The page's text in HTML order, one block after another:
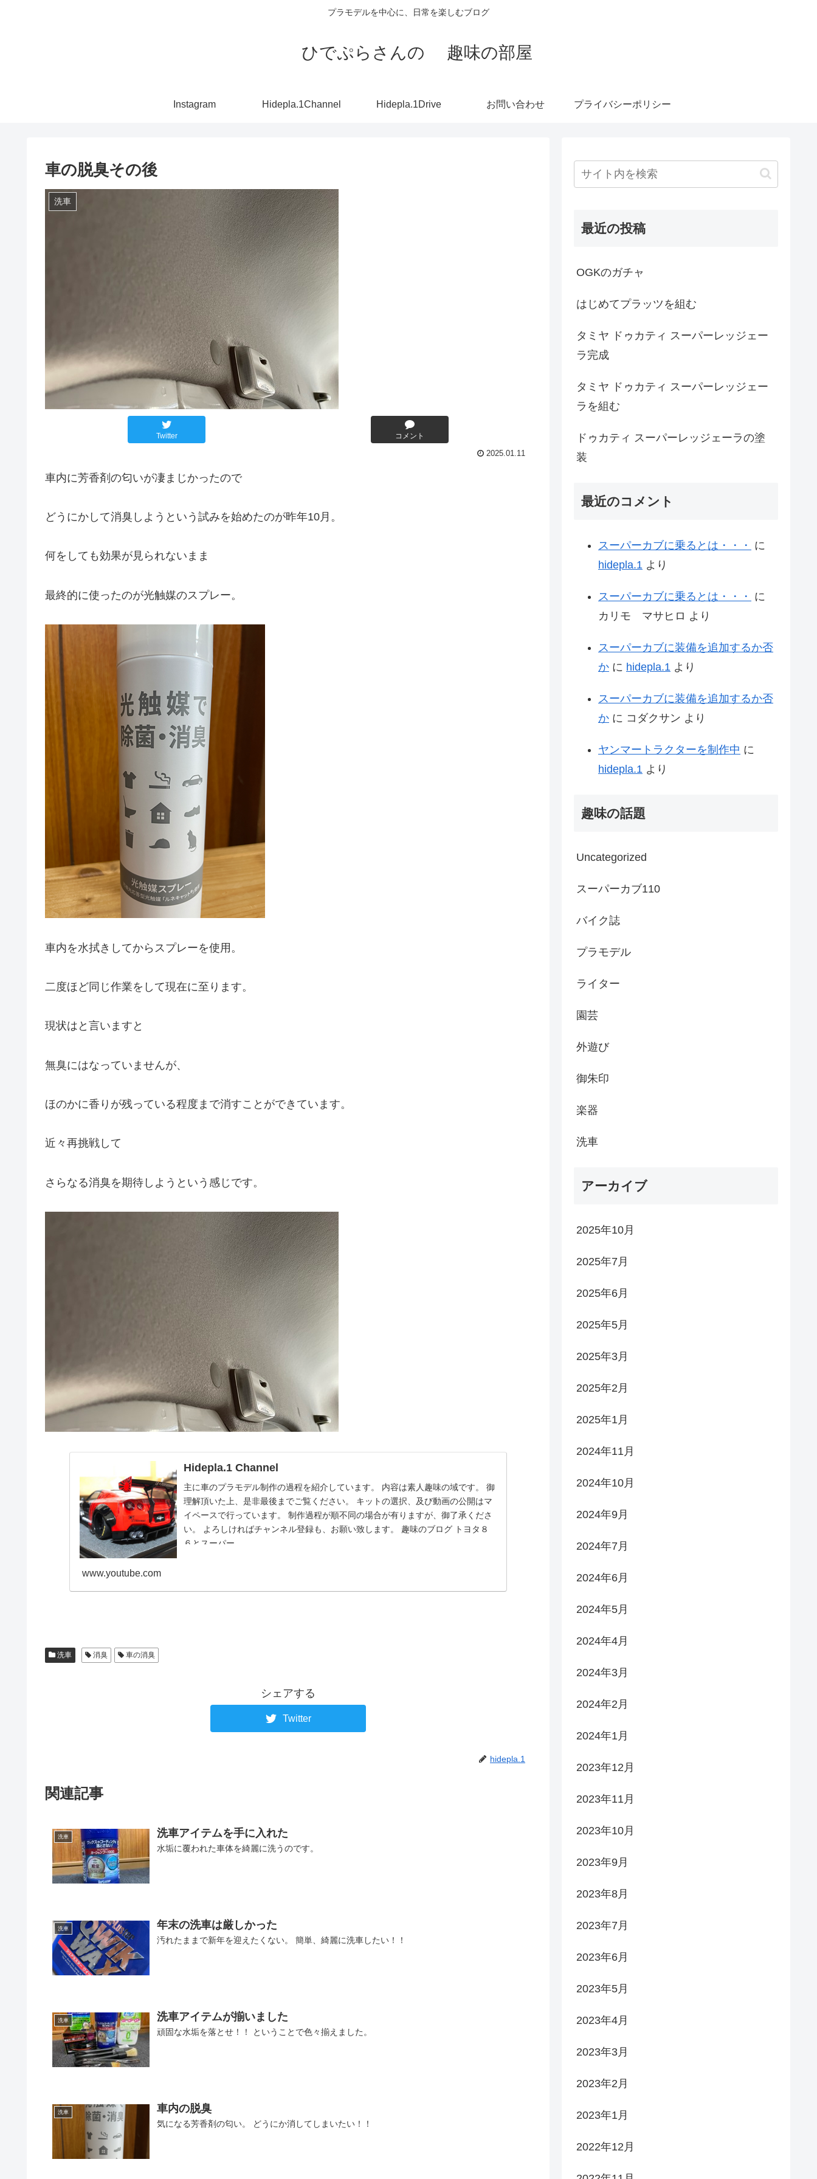
プラモデルを中心に、日常を楽しむブログ
ひでぷらさんの 趣味の部屋
Instagram Hidepla.1Channel Hidepla.1Drive お問い合わせ プライバシーポリシー
車の脱臭その後
洗車
Twitter コメント
2025.01.11
車内に芳香剤の匂いが凄まじかったので
どうにかして消臭しようという試みを始めたのが昨年10月。
何をしても効果が見られないまま
最終的に使ったのが光触媒のスプレー。
車内を水拭きしてからスプレーを使用。
二度ほど同じ作業をして現在に至ります。
現状はと言いますと
無臭にはなっていませんが、
ほのかに香りが残っている程度まで消すことができています。
近々再挑戦して
さらなる消臭を期待しようという感じです。
Hidepla.1 Channel
主に車のプラモデル制作の過程を紹介しています。 内容は素人趣味の域です。 御
理解頂いた上、是非最後までご覧ください。 キットの選択、及び動画の公開はマ
イペースで行っています。 制作過程が順不同の場合が有りますが、御了承くださ
い。 よろしければチャンネル登録も、お願い致します。 趣味のブログ トヨタ８
６とスーパー...
www.youtube.com
洗車 消臭 車の消臭
シェアする
Twitter
hidepla.1
関連記事
洗車 洗車アイテムを手に入れた
水垢に覆われた車体を綺麗に洗うのです。
洗車 年末の洗車は厳しかった
汚れたままで新年を迎えたくない。 簡単、綺麗に洗車したい！！
洗車 洗車アイテムが揃いました
頑固な水垢を落とせ！！ ということで色々揃えました。
洗車 車内の脱臭
気になる芳香剤の匂い。 どうにか消してしまいたい！！
最近の投稿
OGKのガチャ
はじめてプラッツを組む
タミヤ ドゥカティ スーパーレッジェー
ラ完成
タミヤ ドゥカティ スーパーレッジェー
ラを組む
ドゥカティ スーパーレッジェーラの塗
装
最近のコメント
スーパーカブに乗るとは・・・
に
hidepla.1 より
スーパーカブに乗るとは・・・
に
カリモ マサヒロ より
スーパーカブに装備を追加するか否
か に hidepla.1 より
スーパーカブに装備を追加するか否
か に コダクサン より
ヤンマートラクターを制作中 に
hidepla.1 より
趣味の話題
Uncategorized
スーパーカブ110
バイク誌
プラモデル
ライター
園芸
外遊び
御朱印
楽器
洗車
アーカイブ
2025年10月
2025年7月
2025年6月
2025年5月
2025年3月
2025年2月
2025年1月
2024年11月
2024年10月
2024年9月
2024年7月
2024年6月
2024年5月
2024年4月
2024年3月
2024年2月
2024年1月
2023年12月
2023年11月
2023年10月
2023年9月
2023年8月
2023年7月
2023年6月
2023年5月
2023年4月
2023年3月
2023年2月
2023年1月
2022年12月